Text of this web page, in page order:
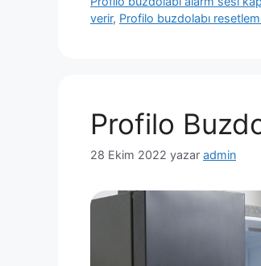
verir, Profilo buzdolabı
Profilo
28 Ekim 2022 yazar admin